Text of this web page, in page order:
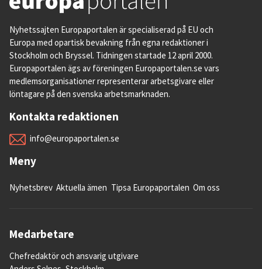
Nyhetssajten Europaportalen är specialiserad på EU och
Europa med opartisk bevakning från egna redaktioner i
Stockholm och Bryssel. Tidningen startade 12 april 2000.
Europaportalen ägs av föreningen Europaportalen.se vars
medlemsorganisationer representerar arbetsgivare eller
löntagare på den svenska arbetsmarknaden.
Kontakta redaktionen
info@europaportalen.se
Meny
Nyhetsbrev Aktuella ämen Tipsa Europaportalen Om oss
Medarbetare
Chefredaktör och ansvarig utgivare